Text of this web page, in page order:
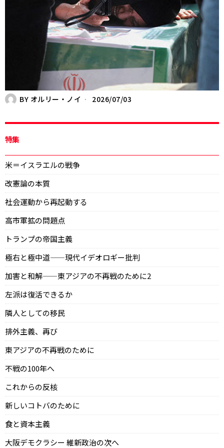
BY オルリー・ノイ 2026/07/03
特集
米＝イスラエルの戦争
改憲論の本質
社会運動から再起動する
高市軍拡の問題点
トランプの帝国主義
極右と極中道——現代イデオロギー批判
加害と和解——東アジアの不再戦のために2
左派は復活できるか
隣人としての移民
排外主義、再び
東アジアの不再戦のために
不戦の100年へ
これからの反核
新しいコトバのために
食と資本主義
大阪デモクラシー 維新政治の次へ